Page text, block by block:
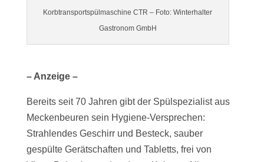
Korbtransportspülmaschine CTR – Foto: Winterhalter
Gastronom GmbH
– Anzeige –
Bereits seit 70 Jahren gibt der Spülspezialist aus
Meckenbeuren sein Hygiene-Versprechen:
Strahlendes Geschirr und Besteck, sauber
gespülte Gerätschaften und Tabletts, frei von